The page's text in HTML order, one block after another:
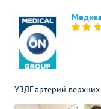
УЗДГ артерий